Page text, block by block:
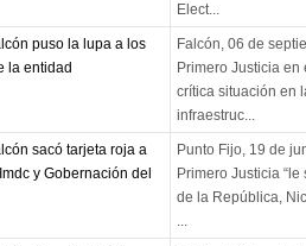
Elect...
puso la lupa a los
la entidad
Falcón, 06 de
Primero Justicia
crítica situación en
infraestruc...
sacó tarjeta roja a
y Gobernación del
Punto Fijo, 19 de
Primero Justicia
de la República,
...